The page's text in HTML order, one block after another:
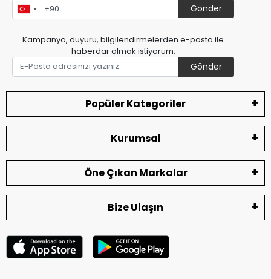
Gönder
Kampanya, duyuru, bilgilendirmelerden e-posta ile
haberdar olmak istiyorum.
Gönder
Popüler Kategoriler
Kurumsal
Öne Çıkan Markalar
Bize Ulaşın